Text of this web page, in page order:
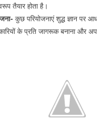
तैयार होता है।
कुछ परियोजनाएं शुद्ध ज्ञान पर
के प्रति जागरूक बनाना और